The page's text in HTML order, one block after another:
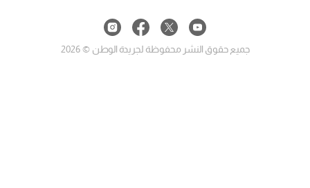
جميع حقوق النشر محفوظة لجريدة الوطن © 2026